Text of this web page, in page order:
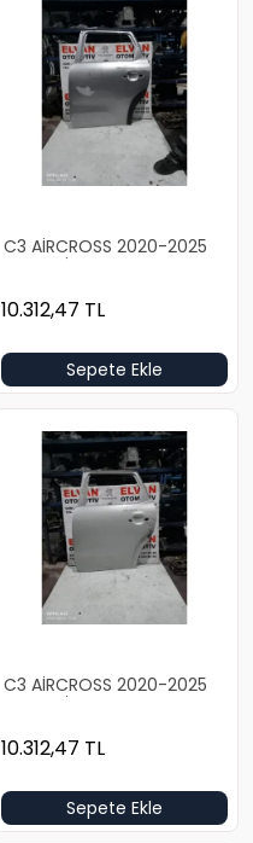
C3 AİRCROSS 2020-2025
10.312,47 TL
Sepete Ekle
C3 AİRCROSS 2020-2025
10.312,47 TL
Sepete Ekle